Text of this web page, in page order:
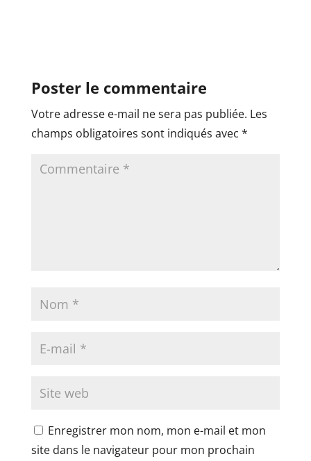
Poster le commentaire
Votre adresse e-mail ne sera pas publiée. Les
champs obligatoires sont indiqués avec *
Enregistrer mon nom, mon e-mail et mon
site dans le navigateur pour mon prochain